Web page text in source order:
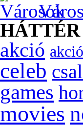
akció
celeb
games
movies